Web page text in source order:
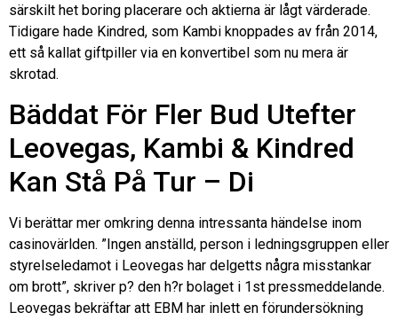
särskilt het boring placerare och aktierna är lågt värderade.
Tidigare hade Kindred, som Kambi knoppades av från 2014,
ett så kallat giftpiller via en konvertibel som nu mera är
skrotad.
Bäddat För Fler Bud Utefter
Leovegas, Kambi & Kindred
Kan Stå På Tur – Di
Vi berättar mer omkring denna intressanta händelse inom
casinovärlden. ”Ingen anställd, person i ledningsgruppen eller
styrelseledamot i Leovegas har delgetts några misstankar
om brott”, skriver p? den h?r bolaget i 1st pressmeddelande.
Leovegas bekräftar att EBM har inlett en förundersökning